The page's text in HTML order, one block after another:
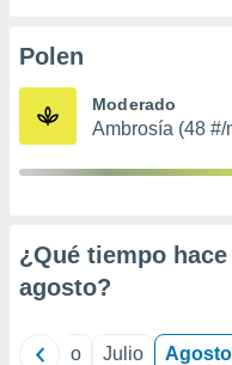
e
mediante
de
1199
Polen
Moderado
Ambrosía (48 #/
¿Qué tiempo
agosto?
Junio Julio Agosto